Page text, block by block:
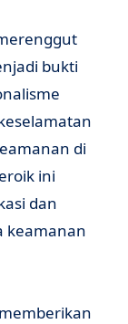
bukti
di
ini
dan
keamanan